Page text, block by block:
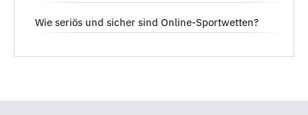
Wie seriös und sicher sind Online-Sportwetten?